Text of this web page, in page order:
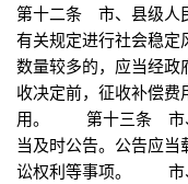
第十二条 市、县级人
有关规定进行社会稳定
数量较多的，应当经
收决定前，征收补偿
用。 第十三条 市、
当及时公告。公告应
讼权利等事项。 市